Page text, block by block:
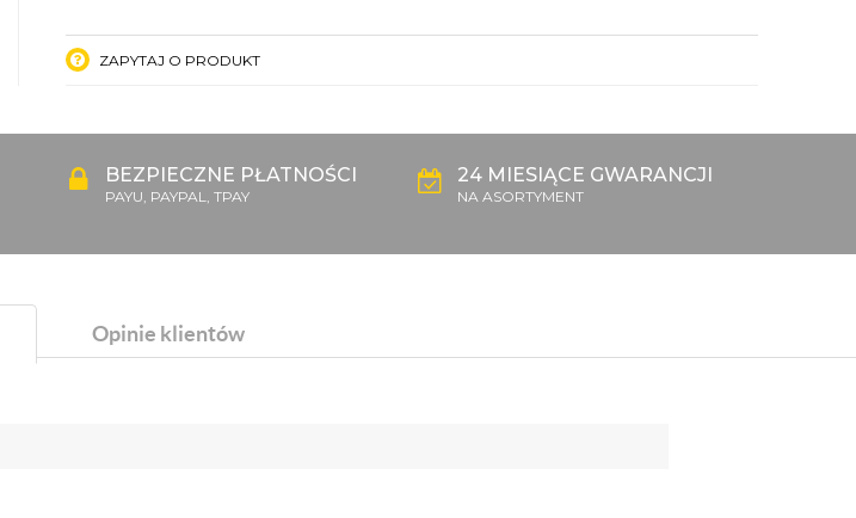
ZAPYTAJ O PRODUKT
BEZPIECZNE PŁATNOŚCI
PAYU, PAYPAL, TPAY
24 MIESIĄCE GWARANCJI
NA ASORTYMENT
Opinie klientów